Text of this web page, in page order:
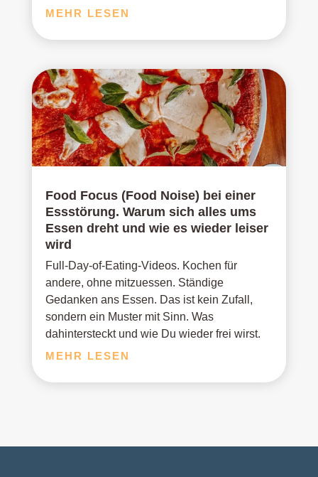
MEHR LESEN
Food Focus (Food Noise) bei einer
Essstörung. Warum sich alles ums
Essen dreht und wie es wieder leiser
wird
Full-Day-of-Eating-Videos. Kochen für
andere, ohne mitzuessen. Ständige
Gedanken ans Essen. Das ist kein Zufall,
sondern ein Muster mit Sinn. Was
dahintersteckt und wie Du wieder frei wirst.
MEHR LESEN